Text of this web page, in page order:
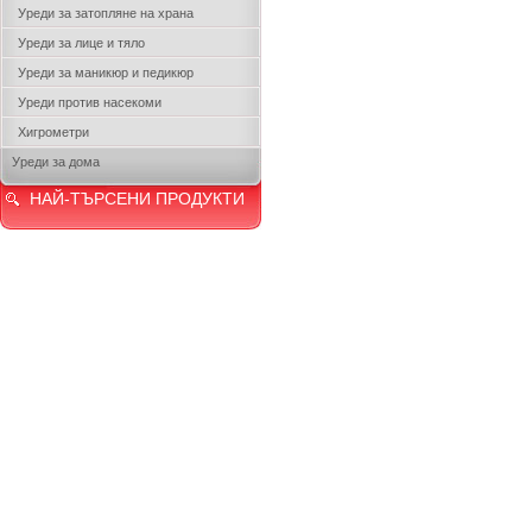
Уреди за затопляне на храна
Уреди за лице и тяло
Уреди за маникюр и педикюр
Уреди против насекоми
Хигрометри
Уреди за дома
НАЙ-ТЪРСЕНИ ПРОДУКТИ